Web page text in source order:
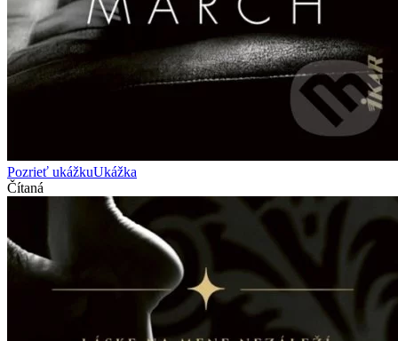
Pozrieť ukážkuUkážka
Čítaná